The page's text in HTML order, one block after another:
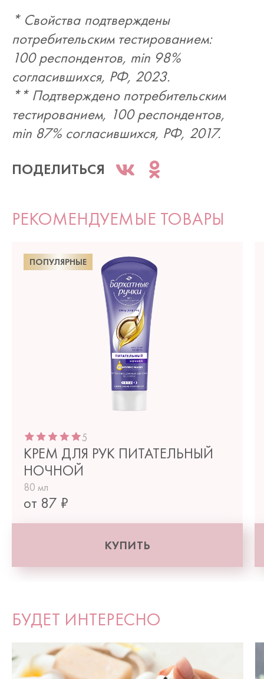
* Свойства подтверждены
потребительским тестированием:
100 респондентов, min 98%
согласившихся, РФ, 2023.
** Подтверждено потребительским
тестированием, 100 респондентов,
min 87% согласившихся, РФ, 2017.
ПОДЕЛИТЬСЯ
РЕКОМЕНДУЕМЫЕ ТОВАРЫ
ПОПУЛЯРНЫЕ
5
КРЕМ ДЛЯ РУК ПИТАТЕЛЬНЫЙ
НОЧНОЙ
80 мл
от 87 ₽
КУПИТЬ
БУДЕТ ИНТЕРЕСНО